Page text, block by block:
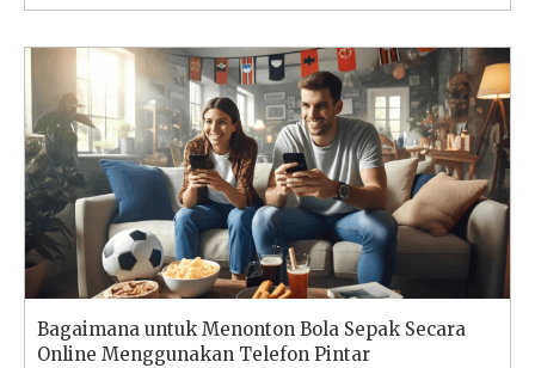
Bagaimana untuk Menonton Bola Sepak Secara
Online Menggunakan Telefon Pintar